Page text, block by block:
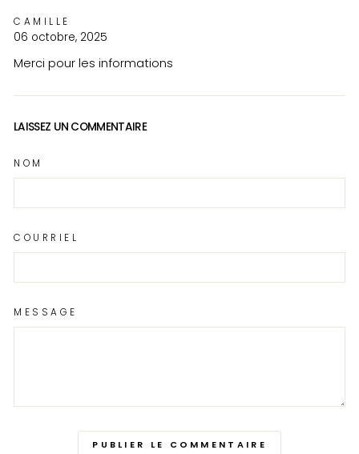
CAMILLE
06 octobre, 2025
Merci pour les informations
LAISSEZ UN COMMENTAIRE
NOM
COURRIEL
MESSAGE
PUBLIER LE COMMENTAIRE